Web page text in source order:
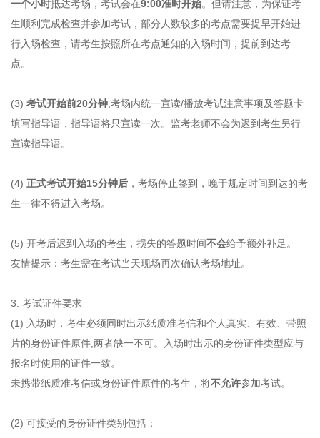
一个小时抵达考场，考试会在9:00准时开始。但请注意，为保证考
生顺利完成检查并参加考试，部分人数较多的考点需要提早开始进
行入场检查，请考生按照所在考点通知的入场时间，提前到达考
点。
(3) 考试开始前20分钟,考场内统一宣读/播放考试注意事项及答题卡
填写指导语，指导语将只宣读一次。监考老师不会为迟到考生另行
宣读指导语。
(4) 正式考试开始15分钟后 ，考场停止签到，晚于规定时间到达的考
生一律不得进入考场。
(5) 开考后迟到入场的考生，损失的答题时间不会给予额外补足。
友情提示：考生需在考试当天现场再次确认考场地址。
3. 考试证件要求
(1) 入场时，考生必须同时出示纸质准考信和个人真实、有效、带照
片的身份证件原件,两者缺一不可。入场时出示的身份证件类型应与
报名时使用的证件一致。
未携带纸质准考信或身份证件原件的考生，将不允许参加考试。
(2) 可接受的身份证件类别包括：